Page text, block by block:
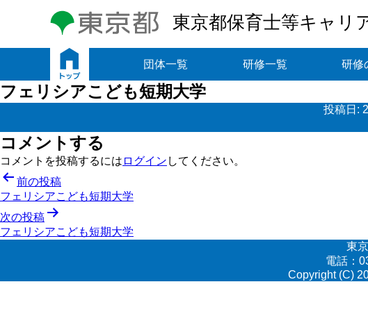
東京都保育士等キャリ
団体一覧 研修一覧 研修
フェリシアこども短期大学
投稿日:
コメントする
コメントを投稿するには ログイン してください。
投
稿
ナ
ビ
前の投稿
フェリシアこども短期大学
次の投稿
フェリシアこども短期大学
東
電話：
Copyright (C)